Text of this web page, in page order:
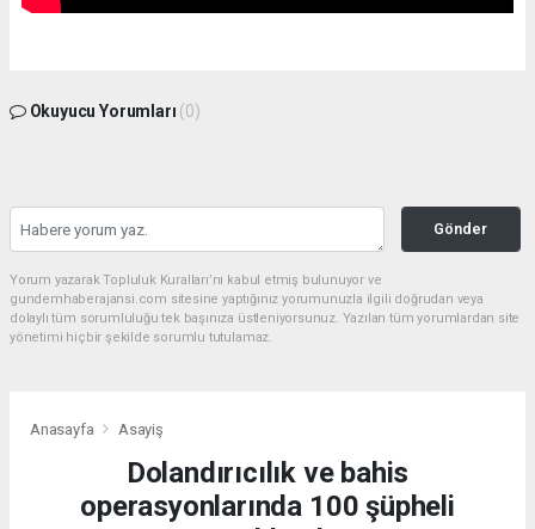
Okuyucu Yorumları (0)
Gönder
Yorum yazarak Topluluk Kuralları’nı kabul etmiş bulunuyor ve
gundemhaberajansi.com sitesine yaptığınız yorumunuzla ilgili doğrudan veya
dolaylı tüm sorumluluğu tek başınıza üstleniyorsunuz. Yazılan tüm yorumlardan site
yönetimi hiçbir şekilde sorumlu tutulamaz.
Anasayfa Asayiş
Dolandırıcılık ve bahis
operasyonlarında 100 şüpheli